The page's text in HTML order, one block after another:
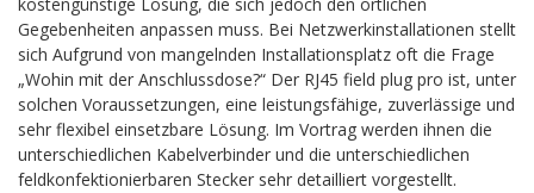
Gegebenheiten anpassen muss. Bei Netzwerkinstallationen stellt
sich Aufgrund von mangelnden Installationsplatz oft die Frage
„Wohin mit der Anschlussdose?“ Der RJ45 field plug pro ist, unter
solchen Voraussetzungen, eine leistungsfähige, zuverlässige und
sehr flexibel einsetzbare Lösung. Im Vortrag werden ihnen die
unterschiedlichen Kabelverbinder und die unterschiedlichen
feldkonfektionierbaren Stecker sehr detailliert vorgestellt.